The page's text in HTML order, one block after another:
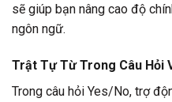
sẽ giúp bạn nâng cao độ
ngôn ngữ.
Trật Tự Từ Trong Câu Hỏi
Trong câu hỏi Yes/No, trợ